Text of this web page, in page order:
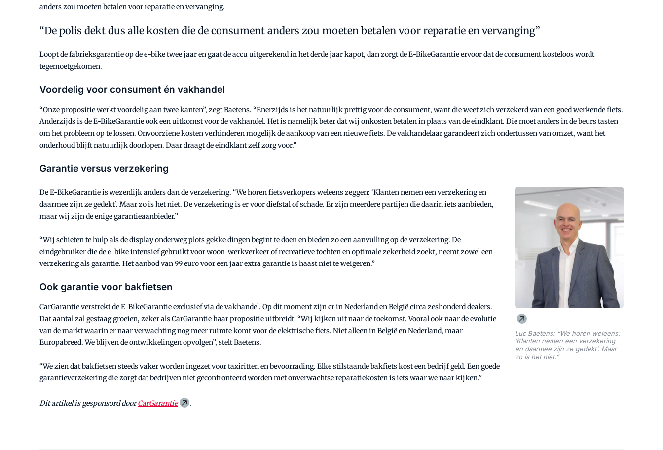
anders zou moeten betalen voor reparatie en vervanging.
De polis dekt dus alle kosten die de consument anders zou moeten betalen voor reparatie en vervanging”
Loopt de fabrieksgarantie op de e-bike twee jaar en gaat de accu uitgerekend in het derde jaar kapot, dan zorgt de E-BikeGarantie ervoor dat de consument kosteloos wordt
tegemoetgekomen.
Voordelig voor consument én vakhandel
“Onze propositie werkt voordelig aan twee kanten”, zegt Baetens. “Enerzijds is het natuurlijk prettig voor de consument, want die weet zich verzekerd van een goed werkende fiets.
Anderzijds is de E-BikeGarantie ook een uitkomst voor de vakhandel. Het is namelijk beter dat wij onkosten betalen in plaats van de eindklant. Die moet anders in de beurs tasten
om het probleem op te lossen. Onvoorziene kosten verhinderen mogelijk de aankoop van een nieuwe fiets. De vakhandelaar garandeert zich ondertussen van omzet, want het
onderhoud blijft natuurlijk doorlopen. Daar draagt de eindklant zelf zorg voor.”
Garantie versus verzekering
Luc Baetens: “We horen weleens:
‘Klanten nemen een verzekering
en daarmee zijn ze gedekt’. Maar
zo is het niet.”
De E-BikeGarantie is wezenlijk anders dan de verzekering. “We horen fietsverkopers weleens zeggen: ‘Klanten nemen een verzekering en
daarmee zijn ze gedekt’. Maar zo is het niet. De verzekering is er voor diefstal of schade. Er zijn meerdere partijen die daarin iets aanbieden,
maar wij zijn de enige garantieaanbieder.”
“Wij schieten te hulp als de display onderweg plots gekke dingen begint te doen en bieden zo een aanvulling op de verzekering. De
eindgebruiker die de e-bike intensief gebruikt voor woon-werkverkeer of recreatieve tochten en optimale zekerheid zoekt, neemt zowel een
verzekering als garantie. Het aanbod van 99 euro voor een jaar extra garantie is haast niet te weigeren.”
Ook garantie voor bakfietsen
CarGarantie verstrekt de E-BikeGarantie exclusief via de vakhandel. Op dit moment zijn er in Nederland en België circa zeshonderd dealers.
Dat aantal zal gestaag groeien, zeker als CarGarantie haar propositie uitbreidt. “Wij kijken uit naar de toekomst. Vooral ook naar de evolutie
van de markt waarin er naar verwachting nog meer ruimte komt voor de elektrische fiets. Niet alleen in België en Nederland, maar
Europabreed. We blijven de ontwikkelingen opvolgen”, stelt Baetens.
“We zien dat bakfietsen steeds vaker worden ingezet voor taxiritten en bevoorrading. Elke stilstaande bakfiets kost een bedrijf geld. Een goede
garantieverzekering die zorgt dat bedrijven niet geconfronteerd worden met onverwachtse reparatiekosten is iets waar we naar kijken.”
Dit artikel is gesponsord doorCarGarantie .